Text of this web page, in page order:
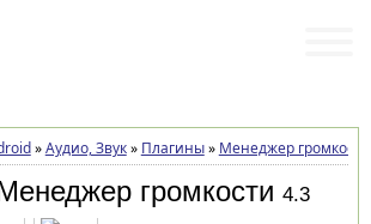
»Аудио, Звук» Плагины» Менеджер громкости
громкости 4.3